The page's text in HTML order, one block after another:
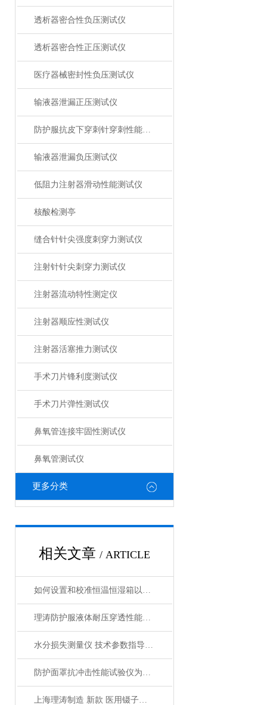
透析器密合性负压测试仪
透析器密合性正压测试仪
医疗器械密封性负压测试仪
输液器泄漏正压测试仪
防护服抗皮下穿刺针穿刺性能测试仪
输液器泄漏负压测试仪
低阻力注射器滑动性能测试仪
核酸检测亭
缝合针针尖强度刺穿力测试仪
注射针针尖刺穿力测试仪
注射器流动特性测定仪
注射器顺应性测试仪
注射器活塞推力测试仪
手术刀片锋利度测试仪
手术刀片弹性测试仪
鼻氧管连接牢固性测试仪
鼻氧管测试仪
更多分类
相关文章 / ARTICLE
如何设置和校准恒温恒湿箱以保证测试精度
理涛防护服液体耐压穿透性能测试仪检测准确
水分损失测量仪 技术参数指导 上海理涛，仪器制造商
防护面罩抗冲击性能试验仪为何能一器难求？真有这么厉害？上海理涛
上海理涛制造 新款 医用镊子捏合力测试仪 YY/T0686-2017 技术指导